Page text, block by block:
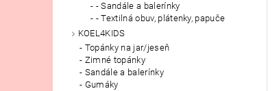
- Sandále a balerínky
- Textilná obuv, plátenky, papuče
KOEL4KIDS
Topánky na jar/jeseň
Zimné topánky
Sandále a balerínky
Gumáky